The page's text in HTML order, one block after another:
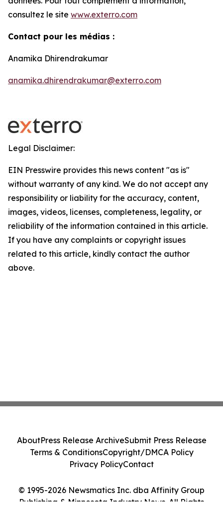
consultez le site www.exterro.com
Contact pour les médias :
Anamika Dhirendrakumar
anamika.dhirendrakumar@exterro.com
Legal Disclaimer:
EIN Presswire provides this news content "as is"
without warranty of any kind. We do not accept any
responsibility or liability for the accuracy, content,
images, videos, licenses, completeness, legality, or
reliability of the information contained in this article.
If you have any complaints or copyright issues
related to this article, kindly contact the author
above.
© 1995-2026 Newsmatics Inc. dba Affinity Group
Publishing & Minnesota Industry News. All Rights
AboutPress Release ArchiveSubmit Press Release
Terms & ConditionsCopyright/DMCA Policy
Privacy PolicyContact